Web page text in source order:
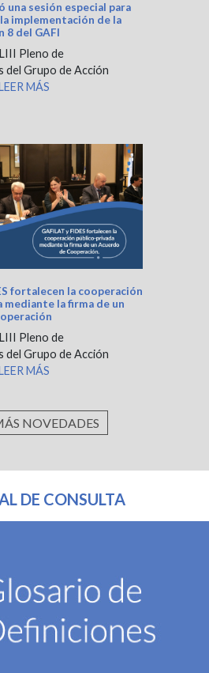
una sesión especial para
implementación de la
8 del GAFI
Pleno de
del Grupo de Acción
MÁS
fortalecen la cooperación
mediante la firma de un
Pleno de
del Grupo de Acción
MÁS
NOVEDADES
DE CONSULTA